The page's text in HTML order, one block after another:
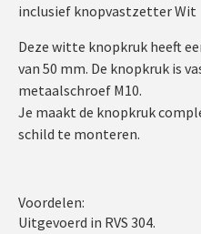
inclusief knopvastzetter Wit
Deze witte knopkruk heeft
van 50 mm. De knopkruk is
metaalschroef M10.
Je maakt de knopkruk
schild te monteren.
Voordelen:
Uitgevoerd in RVS 304.